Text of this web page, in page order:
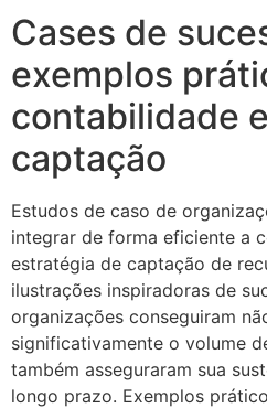
Cases de
exemplos
contabilidade
captação
Estudos de caso de
integrar de forma eficiente a
estratégia de captação de
ilustrações inspiradoras de
organizações conseguiram
significativamente o volume
também asseguraram sua
longo prazo. Exemplos